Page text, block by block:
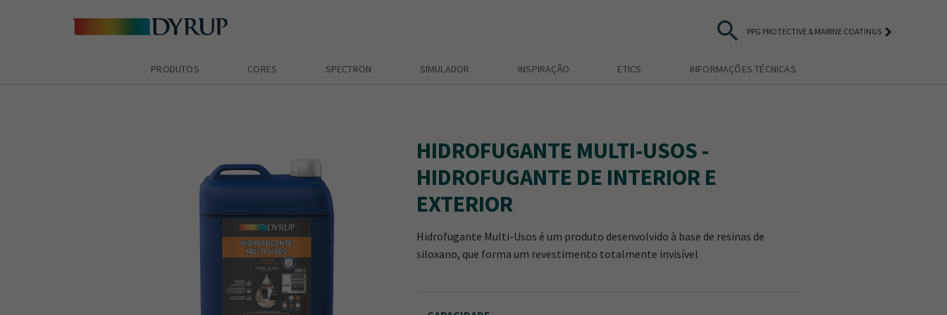
search PPG PROTECTIVE & MARINE COATINGSkeyboard_arrow_right
PRODUTOS CORES SPECTRON SIMULADOR INSPIRAÇÃO ETICS INFORMAÇÕES TÉCNICAS
HIDROFUGANTE MULTI-USOS -
HIDROFUGANTE DE INTERIOR E
EXTERIOR
Hidrofugante Multi-Usos é um produto desenvolvido à base de resinas de
siloxano, que forma um revestimento totalmente invisível